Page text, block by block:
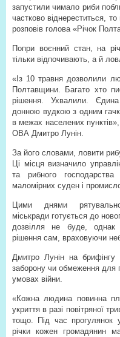
запустили чимало риби
частково віднереститься,
розповів голова «Річок
Попри воєнний стан, на
тільки відпочивають, а й
«Із 10 травня дозволили
Полтавщини. Багато хто
рішення. Ухвалили.
донною вудкою з одним
в межах населених
ОВА Дмитро Лунін.
За його словами, ловити
Ці місця визначило
та рибного господарства
маломірних суден і
Цими днями
міськради готується до
дозвілля не буде, однак
рішення сам, враховуючи
Дмитро Лунін на брифінгу
заборону чи обмеження для
умовах війни.
«Кожна людина повинна
укриття в разі повітряної
тощо. Під час прогулянок
річки кожен громадянин